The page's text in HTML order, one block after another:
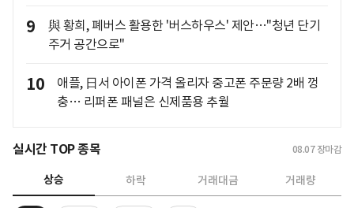
9
與 황희, 폐버스 활용한 '버스하우스' 제안…"청년 단기
주거 공간으로"
10
애플, 日서 아이폰 가격 올리자 중고폰 주문량 2배 껑
충… 리퍼폰 패널은 신제품용 추월
실시간 TOP 종목 08.07 장마감
상승 하락 거래대금 거래량